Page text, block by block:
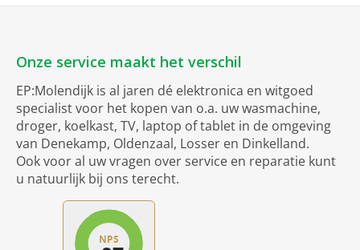
Onze service maakt het verschil
EP:Molendijk is al jaren dé elektronica en witgoed
specialist voor het kopen van o.a. uw wasmachine,
droger, koelkast, TV, laptop of tablet in de omgeving
van Denekamp, Oldenzaal, Losser en Dinkelland.
Ook voor al uw vragen over service en reparatie kunt
u natuurlijk bij ons terecht.